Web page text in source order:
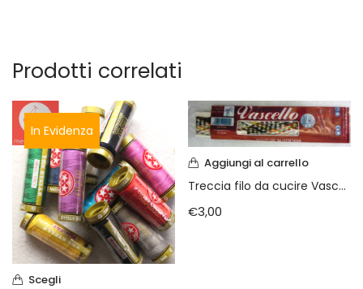
Prodotti correlati
In Evidenza
Scegli
Aggiungi al carrello
Treccia filo da cucire Vascello
€3,00